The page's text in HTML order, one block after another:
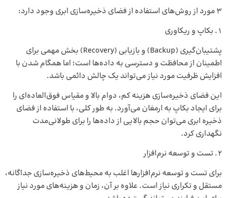
3 مورد از روش‌های استفاده از فضای ذخیره‌سازی ابری وجود دارد:
بکاپ و ریکاوری
پشتیبان‌گیری (Backup) و بازیابی (Recovery) بخش مهمی برای
اطمینان از محافظت و دسترسی به داده‌ها است؛ اما همگام شدن با
افزایش ظرفیت مورد نیاز می‌تواند یک چالش دائمی باشد.
این فضای ذخیره‌سازی هزینه کم، دوام بالا و مقیاس فوق‌العاده‌ای را
برای ایجاد بکاپ به ارمغان می‌آورد. به ‌طور کلی، با استفاده از فضای
ذخیره ابری می‌توان حجم بالایی از داده‌ها را برای طولانی‌مدت
نگهداری کرد.
تست و توسعه نرم‌افزار
برای تست و توسعه نرم‌افزارها اغلب به محیط‌های ذخیره‌سازی جداگانه،
مستقل و تکراری نیاز است. علاوه بر آن، زمان و هزینه‌های مورد نیاز